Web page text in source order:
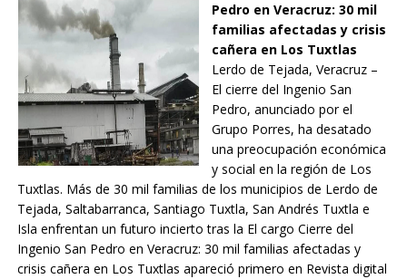
Pedro en Veracruz: 30 mil
familias afectadas y crisis
cañera en Los Tuxtlas
Lerdo de Tejada, Veracruz –
El cierre del Ingenio San
Pedro, anunciado por el
Grupo Porres, ha desatado
una preocupación económica
y social en la región de Los
Tuxtlas. Más de 30 mil familias de los municipios de Lerdo de
Tejada, Saltabarranca, Santiago Tuxtla, San Andrés Tuxtla e
Isla enfrentan un futuro incierto tras la El cargo Cierre del
Ingenio San Pedro en Veracruz: 30 mil familias afectadas y
crisis cañera en Los Tuxtlas apareció primero en Revista digital